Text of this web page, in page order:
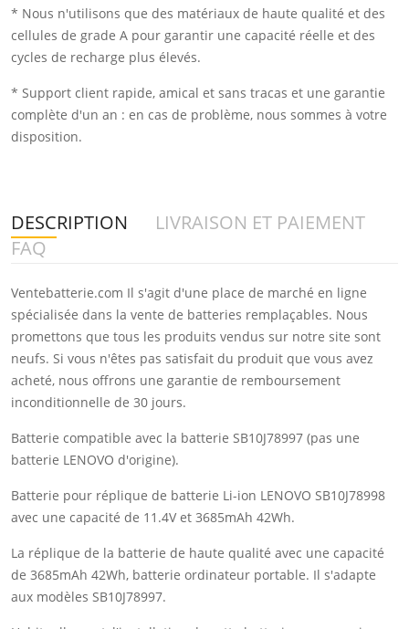
* Nous n'utilisons que des matériaux de haute qualité et des
cellules de grade A pour garantir une capacité réelle et des
cycles de recharge plus élevés.
* Support client rapide, amical et sans tracas et une garantie
complète d'un an : en cas de problème, nous sommes à votre
disposition.
DESCRIPTION
LIVRAISON ET PAIEMENT
FAQ
Ventebatterie.com Il s'agit d'une place de marché en ligne
spécialisée dans la vente de batteries remplaçables. Nous
promettons que tous les produits vendus sur notre site sont
neufs. Si vous n'êtes pas satisfait du produit que vous avez
acheté, nous offrons une garantie de remboursement
inconditionnelle de 30 jours.
Batterie compatible avec la batterie SB10J78997 (pas une
batterie LENOVO d'origine).
Batterie pour réplique de batterie Li-ion LENOVO SB10J78998
avec une capacité de 11.4V et 3685mAh 42Wh.
La réplique de la batterie de haute qualité avec une capacité
de 3685mAh 42Wh, batterie ordinateur portable. Il s'adapte
aux modèles SB10J78997.